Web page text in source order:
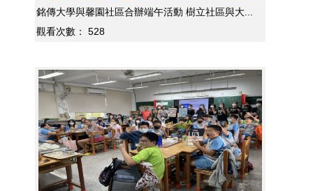
銘傳大學與馨園社區合辦端午活動 樹立社區與大...
觀看次數：
528